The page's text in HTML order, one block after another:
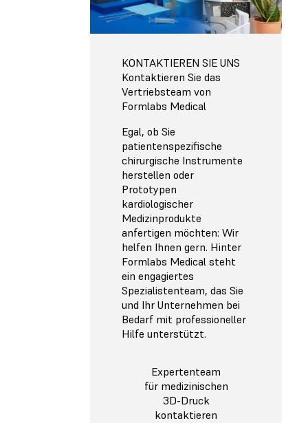
KONTAKTIEREN SIE UNS
Kontaktieren Sie das
Vertriebsteam von
Formlabs Medical
Egal, ob Sie
patientenspezifische
chirurgische Instrumente
herstellen oder
Prototypen
kardiologischer
Medizinprodukte
anfertigen möchten: Wir
helfen Ihnen gern. Hinter
Formlabs Medical steht
ein engagiertes
Spezialistenteam, das Sie
und Ihr Unternehmen bei
Bedarf mit professioneller
Hilfe unterstützt.
Expertenteam
für medizinischen
3D-Druck
kontaktieren